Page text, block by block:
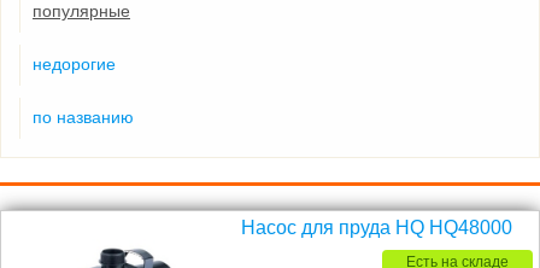
популярные
недорогие
по названию
Насос для пруда HQ HQ48000
Есть на складе